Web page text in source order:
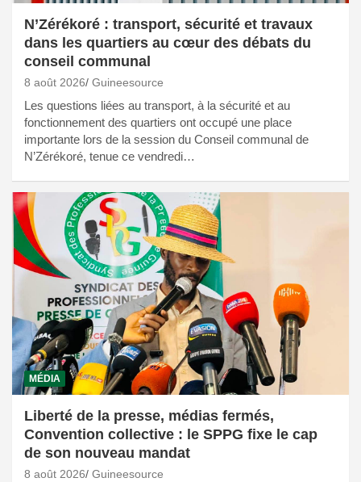
N’Zérékoré : transport, sécurité et travaux
dans les quartiers au cœur des débats du
conseil communal
8 août 2026 Guineesource
Les questions liées au transport, à la sécurité et au
fonctionnement des quartiers ont occupé une place
importante lors de la session du Conseil communal de
N’Zérékoré, tenue ce vendredi…
MÉDIA
Liberté de la presse, médias fermés,
Convention collective : le SPPG fixe le cap
de son nouveau mandat
8 août 2026 Guineesource